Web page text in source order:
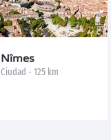
Nîmes
Ciudad - 125 km